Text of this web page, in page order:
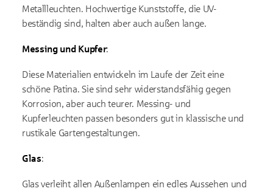
Metallleuchten. Hochwertige Kunststoffe, die UV-
beständig sind, halten aber auch außen lange.
Messing und Kupfer:
Diese Materialien entwickeln im Laufe der Zeit eine
schöne Patina. Sie sind sehr widerstandsfähig gegen
Korrosion, aber auch teurer. Messing- und
Kupferleuchten passen besonders gut in klassische und
rustikale Gartengestaltungen.
Glas:
Glas verleiht allen Außenlampen ein edles Aussehen und